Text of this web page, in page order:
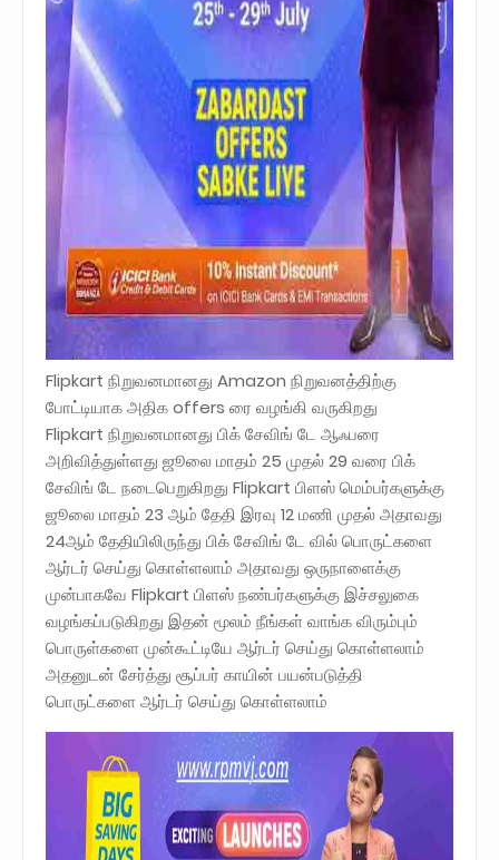
Flipkart நிறுவனமானது Amazon நிறுவனத்திற்கு
போட்டியாக அதிக offers ரை வழங்கி வருகிறது
Flipkart நிறுவனமானது பிக் சேவிங் டே ஆஃபரை
அறிவித்துள்ளது ஜூலை மாதம் 25 முதல் 29 வரை பிக்
சேவிங் டே நடைபெறுகிறது Flipkart பிளஸ் மெம்பர்களுக்கு
ஜூலை மாதம் 23 ஆம் தேதி இரவு 12 மணி முதல் அதாவது
24ஆம் தேதியிலிருந்து பிக் சேவிங் டே வில் பொருட்களை
ஆர்டர் செய்து கொள்ளலாம் அதாவது ஒருநாளைக்கு
முன்பாகவே Flipkart பிளஸ் நண்பர்களுக்கு இச்சலுகை
வழங்கப்படுகிறது இதன் மூலம் நீங்கள் வாங்க விரும்பும்
பொருள்களை முன்கூட்டியே ஆர்டர் செய்து கொள்ளலாம்
அதனுடன் சேர்த்து சூப்பர் காயின் பயன்படுத்தி
பொருட்களை ஆர்டர் செய்து கொள்ளலாம்